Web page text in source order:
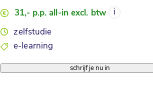
31,- p.p. all-in excl. btw
zelfstudie
e-learning
schrijf je nu in